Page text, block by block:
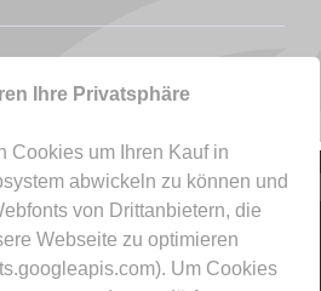
Ihre Privatsphäre
Cookies um Ihren Kauf in
abwickeln zu können und
von Drittanbietern, die
Webseite zu optimieren
Um Cookies